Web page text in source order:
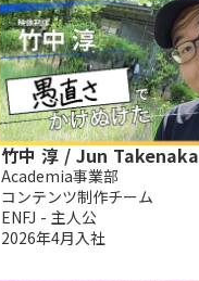
竹中 淳 / Jun Takenaka
Academia事業部
コンテンツ制作チーム
ENFJ - 主人公
2026年4月入社